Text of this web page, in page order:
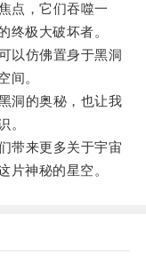
，它们吞噬一
终极大破坏者。
仿佛置身于黑洞
间。
的奥秘，也让我
。
来更多关于宇宙
片神秘的星空。